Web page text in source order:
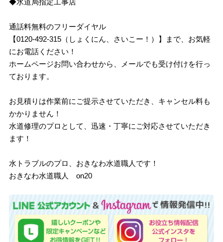
◆水道局指定工事店
通話料無料のフリーダイヤル
【0120-492-315（しょくにん、さいこー！）】まで、お気軽
にお電話ください！
ホームページお問い合わせから、メールでも受け付けを行っ
ております。
お見積りは作業前にご提示させていただき、キャンセル料も
かかりません！
水道修理のプロとして、迅速・丁寧にご対応させていただき
ます！
水トラブルのプロ、おきなわ水道職人です！
おきなわ水道職人 on20